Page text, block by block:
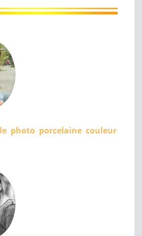
photo porcelaine couleur